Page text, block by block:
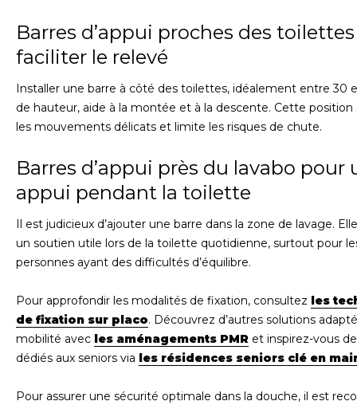
Barres d’appui proches des
faciliter le relevé
Installer une barre à côté des toilettes, idéalement entre 30
de hauteur, aide à la montée et à la descente. Cette
les mouvements délicats et limite les risques de chute.
Barres d’appui près du lavabo pour
appui pendant la toilette
Il est judicieux d’ajouter une barre dans la zone de lavage.
un soutien utile lors de la toilette quotidienne, surtout pour
personnes ayant des difficultés d’équilibre.
Pour approfondir les modalités de fixation, consultez les
de fixation sur placo. Découvrez d’autres solutions
mobilité avec les aménagements PMR et inspirez-vous
dédiés aux seniors via les résidences seniors clé en
Pour assurer une sécurité optimale dans la douche, il est